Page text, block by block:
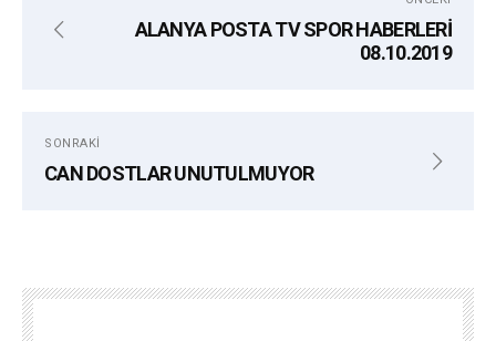
ALANYA POSTA TV SPOR HABERLERİ
08.10.2019
SONRAKI
CAN DOSTLAR UNUTULMUYOR